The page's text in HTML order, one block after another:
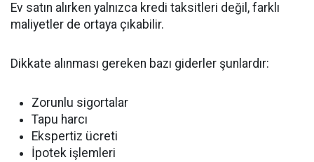
Ev satın alırken yalnızca kredi taksitleri değil, farklı
maliyetler de ortaya çıkabilir.
Dikkate alınması gereken bazı giderler şunlardır:
Zorunlu sigortalar
Tapu harcı
Ekspertiz ücreti
İpotek işlemleri